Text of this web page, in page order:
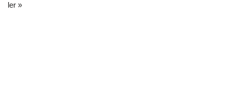
ler »